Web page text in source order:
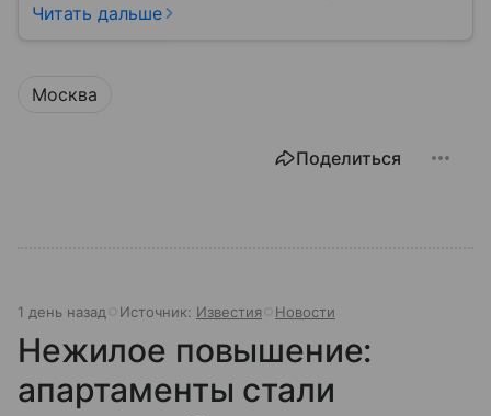
Читать дальше
Москва
Поделиться
1 день назад Источник: Известия Новости
Нежилое повышение:
апартаменты стали